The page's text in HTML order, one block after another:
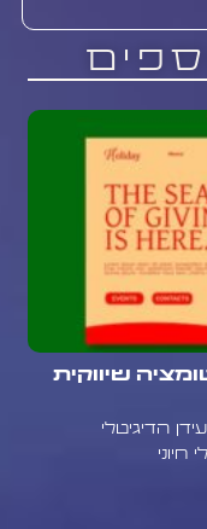
שיווקית
הדיגיטלי